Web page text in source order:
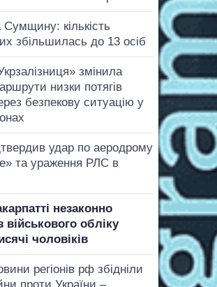
кількість
збільшилась до 13 осіб
змінила
низки потягів
безпекову ситуацію у
удар по аеродрому
та ураження РЛС в
незаконно
військового обліку
чоловіків
регіонів рф збідніли
проти України –